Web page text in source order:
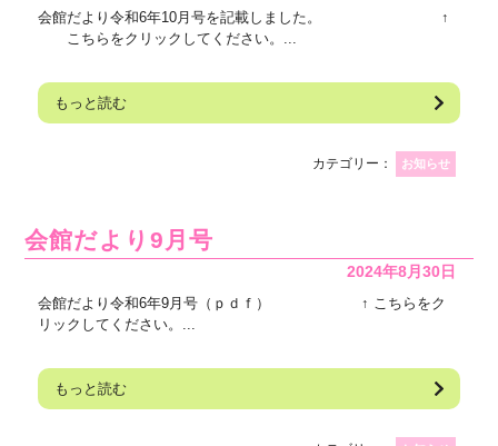
会館だより令和6年10月号を記載しました。 ↑
こちらをクリックしてください。...
もっと読む
カテゴリー： お知らせ
会館だより9月号
2024年8月30日
会館だより令和6年9月号（ｐｄｆ） ↑ こちらをク
リックしてください。...
もっと読む